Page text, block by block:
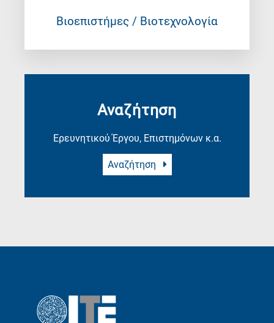
Βιοεπιστήμες / Βιοτεχνολογία
Αναζήτηση
Ερευνητικού Έργου, Επιστημόνων κ.α.
Αναζήτηση